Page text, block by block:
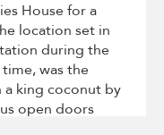
House for a
location set in
during the
was the
a king coconut by
open doors